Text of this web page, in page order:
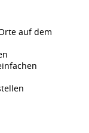
auf dem